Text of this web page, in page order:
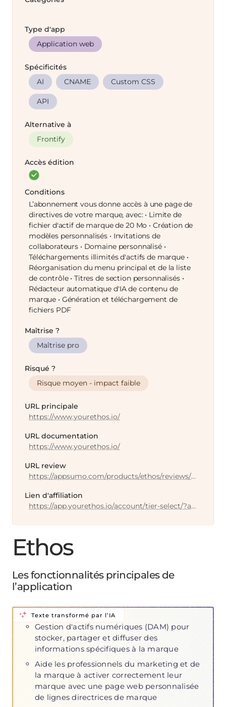
Type d'app
Application web
Spécificités
AI
CNAME Custom CSS
API
Alternative à
Frontify
Accès édition
Conditions
L’abonnement vous donne accès à une page de
directives de votre marque, avec: • Limite de
fichier d'actif de marque de 20 Mo • Création de
modèles personnalisés • Invitations de
collaborateurs • Domaine personnalisé •
Téléchargements illimités d'actifs de marque •
Réorganisation du menu principal et de la liste
de contrôle • Titres de section personnalisés •
Rédacteur automatique d'IA de contenu de
marque • Génération et téléchargement de
fichiers PDF
Maîtrise ?
Maîtrise pro
Risqué ?
Risque moyen - impact faible
URL principale
https://www.yourethos.io/
URL documentation
https://www.yourethos.io/
URL review
https://appsumo.com/products/ethos/reviews/?ref=pdp&page=1
Lien d'affiliation
https://app.yourethos.io/account/tier-select/?aff=b7cldb20anos
Ethos
Les fonctionnalités principales de
l’application
Texte transformé par l’IA
Gestion d'actifs numériques (DAM) pour
stocker, partager et diffuser des
informations spécifiques à la marque
Aide les professionnels du marketing et de
la marque à activer correctement leur
marque avec une page web personnalisée
de lignes directrices de marque